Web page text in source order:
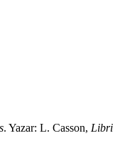
. Yazar: L. Casson, Libri